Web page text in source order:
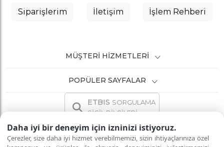
Daha iyi bir deneyim için izninizi istiyoruz.
Çerezler, size daha iyi hizmet verebilmemizi, sizin ihtiyaçlarınıza özel
Siparişlerim İletişim İşlem Rehberi
MÜŞTERI HIZMETLERI
POPÜLER SAYFALAR
ETBIS SORGULAMA
SİCİL BİLGİLERİ